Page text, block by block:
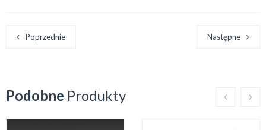
Poprzednie Następne
Podobne Produkty